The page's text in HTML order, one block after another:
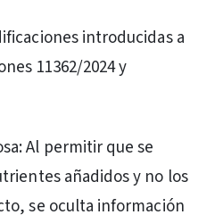
introducidas a
11362/2024 y
Al permitir que se
añadidos y no los
se oculta información